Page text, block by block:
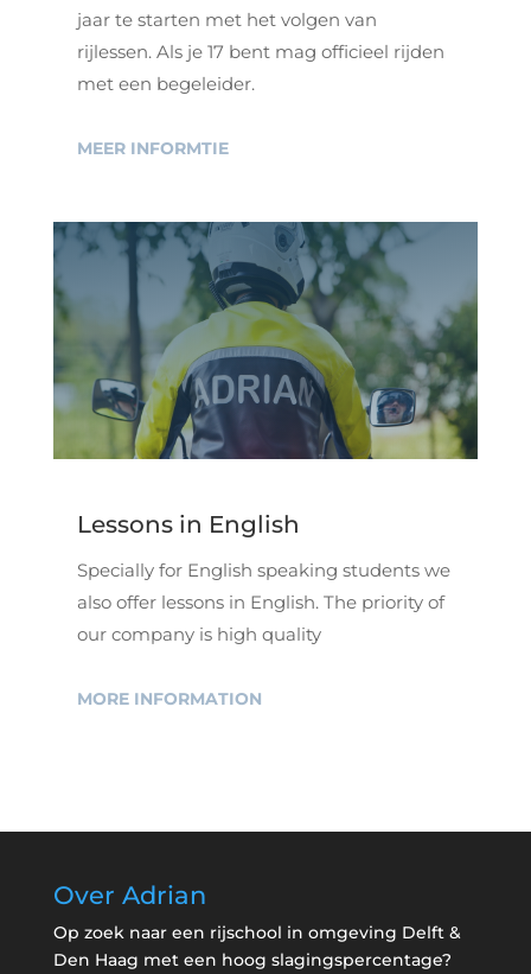
jaar te starten met het volgen van
rijlessen. Als je 17 bent mag officieel rijden
met een begeleider.
MEER INFORMTIE
Lessons in English
Specially for English speaking students we
also offer lessons in English. The priority of
our company is high quality
MORE INFORMATION
Over Adrian
Op zoek naar een rijschool in omgeving Delft &
Den Haag met een hoog slagingspercentage?